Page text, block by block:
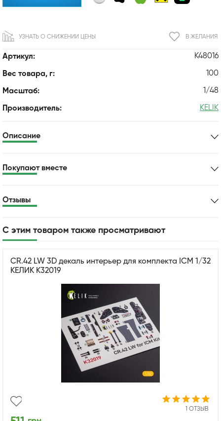
Артикул: K48016
Вес товара, г: 100
Масштаб: 1/48
Производитель: KELIK
В ЖЕЛАНИЯ
УЗНАТЬ О СНИЖЕНИИ ЦЕНЫ
Описание
Покупают вместе
Отзывы
С этим товаром также просматривают
CR.42 LW 3D декаль интерьер для комплекта ICM 1/32
КЕЛИК K32019
1 ОТЗЫВ